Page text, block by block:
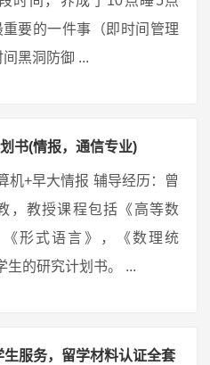
要的一件事（即时间管理
间黑洞防御 ...
书(情报，通信专业)
机+早大情报 辅导经历：曾
，教授课程包括《高等数
形式语言》，《数理统
生的研究计划书。 ...
生服务，留学材料认证全套